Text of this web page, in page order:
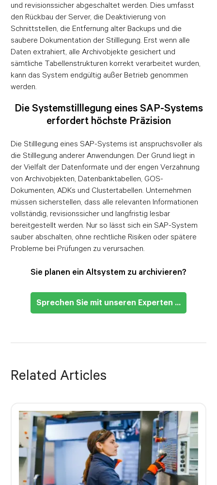
und revisionssicher abgeschaltet werden. Dies umfasst
den Rückbau der Server, die Deaktivierung von
Schnittstellen, die Entfernung alter Backups und die
saubere Dokumentation der Stilllegung. Erst wenn alle
Daten extrahiert, alle Archivobjekte gesichert und
sämtliche Tabellenstrukturen korrekt verarbeitet wurden,
kann das System endgültig außer Betrieb genommen
werden.
Die Systemstilllegung eines SAP-Systems
erfordert höchste Präzision
Die Stilllegung eines SAP-Systems ist anspruchsvoller als
die Stilllegung anderer Anwendungen. Der Grund liegt in
der Vielfalt der Datenformate und der engen Verzahnung
von Archivobjekten, Datenbanktabellen, GOS-
Dokumenten, ADKs und Clustertabellen. Unternehmen
müssen sicherstellen, dass alle relevanten Informationen
vollständig, revisionssicher und langfristig lesbar
bereitgestellt werden. Nur so lässt sich ein SAP-System
sauber abschalten, ohne rechtliche Risiken oder spätere
Probleme bei Prüfungen zu verursachen.
Sie planen ein Altsystem zu archivieren?
Sprechen Sie mit unseren Experten ...
Related Articles